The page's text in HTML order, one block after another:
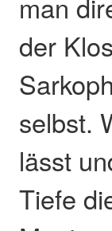
der
selbst.
lässt
Tiefe